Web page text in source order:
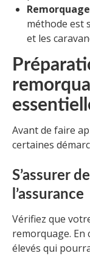
méthode est
et les
Avant de faire
certaines
S’assurer
l’assurance
Vérifiez que
remorquage. En
élevés qui